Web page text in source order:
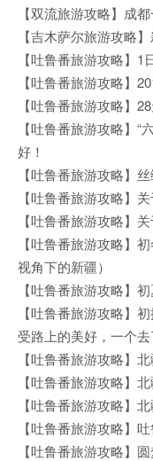
【双流旅游攻略】成
【吉木萨尔旅游攻略
【吐鲁番旅游攻略】1
【吐鲁番旅游攻略】
【吐鲁番旅游攻略】
【吐鲁番旅游攻略】
好！
【吐鲁番旅游攻略】
【吐鲁番旅游攻略】
【吐鲁番旅游攻略】
【吐鲁番旅游攻略】
视角下的新疆）
【吐鲁番旅游攻略】
【吐鲁番旅游攻略】
受路上的美好，一个
【吐鲁番旅游攻略】
【吐鲁番旅游攻略】
【吐鲁番旅游攻略】
【吐鲁番旅游攻略】
【吐鲁番旅游攻略】